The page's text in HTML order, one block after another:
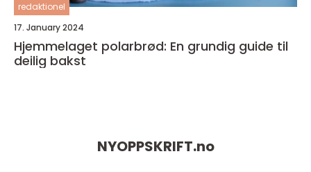
redaktionel
17. January 2024
Hjemmelaget polarbrød: En grundig guide til
deilig bakst
NYOPPSKRIFT.no